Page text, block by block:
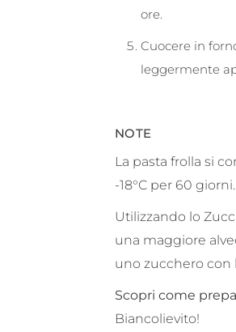
ore.
Cuocere in
leggermente
NOTE
La pasta frolla si
-18°C per 60 giorni.
Utilizzando lo
una maggiore
uno zucchero con
Scopri come
Biancolievito!